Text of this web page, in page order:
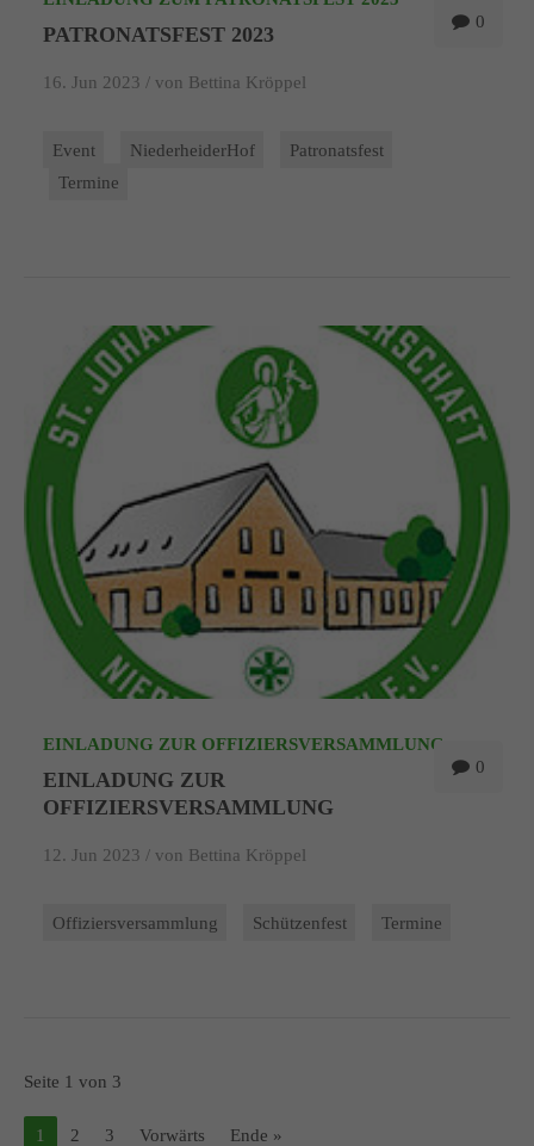
0
PATRONATSFEST 2023
16. Jun 2023 / von Bettina Kröppel
Event NiederheiderHof
Patronatsfest
Termine
0
EINLADUNG ZUR OFFIZIERSVERSAMMLUNG
EINLADUNG ZUR
OFFIZIERSVERSAMMLUNG
12. Jun 2023 / von Bettina Kröppel
Offiziersversammlung Schützenfest Termine
Seite 1 von 3
1 2 3 Vorwärts Ende »